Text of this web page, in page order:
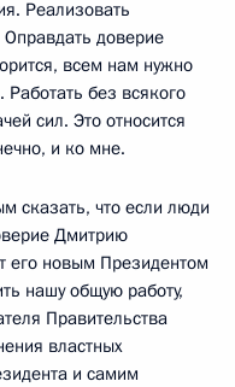
Реализовать
доверие
всем нам нужно
Работать без всякого
сил. Это относится
и ко мне.
сказать, что если люди
Дмитрию
его новым Президентом
нашу общую работу,
Правительства
властных
и самим